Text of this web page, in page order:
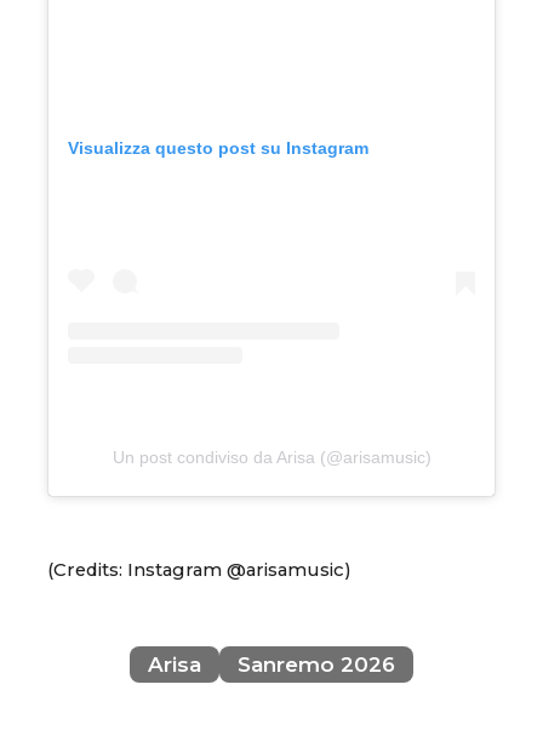
Visualizza questo post su Instagram
Un post condiviso da Arisa (@arisamusic)
(Credits: Instagram @arisamusic)
Arisa Sanremo 2026